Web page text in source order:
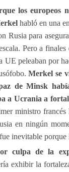
los europeos
habló en una
Rusia para
Pero a
UE peleaban por
Merkel se
de Minsk
a Ucrania a
ministro francés
en ningún
inevitable
culpa de la
exhibir la